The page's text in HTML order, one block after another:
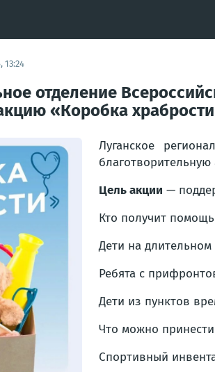
13:24
отделение
«Коробка
Луганское
Цель акции —
Кто получит
Дети на длительном
Ребята с
Дети из пунктов
Что можно
Спортивный